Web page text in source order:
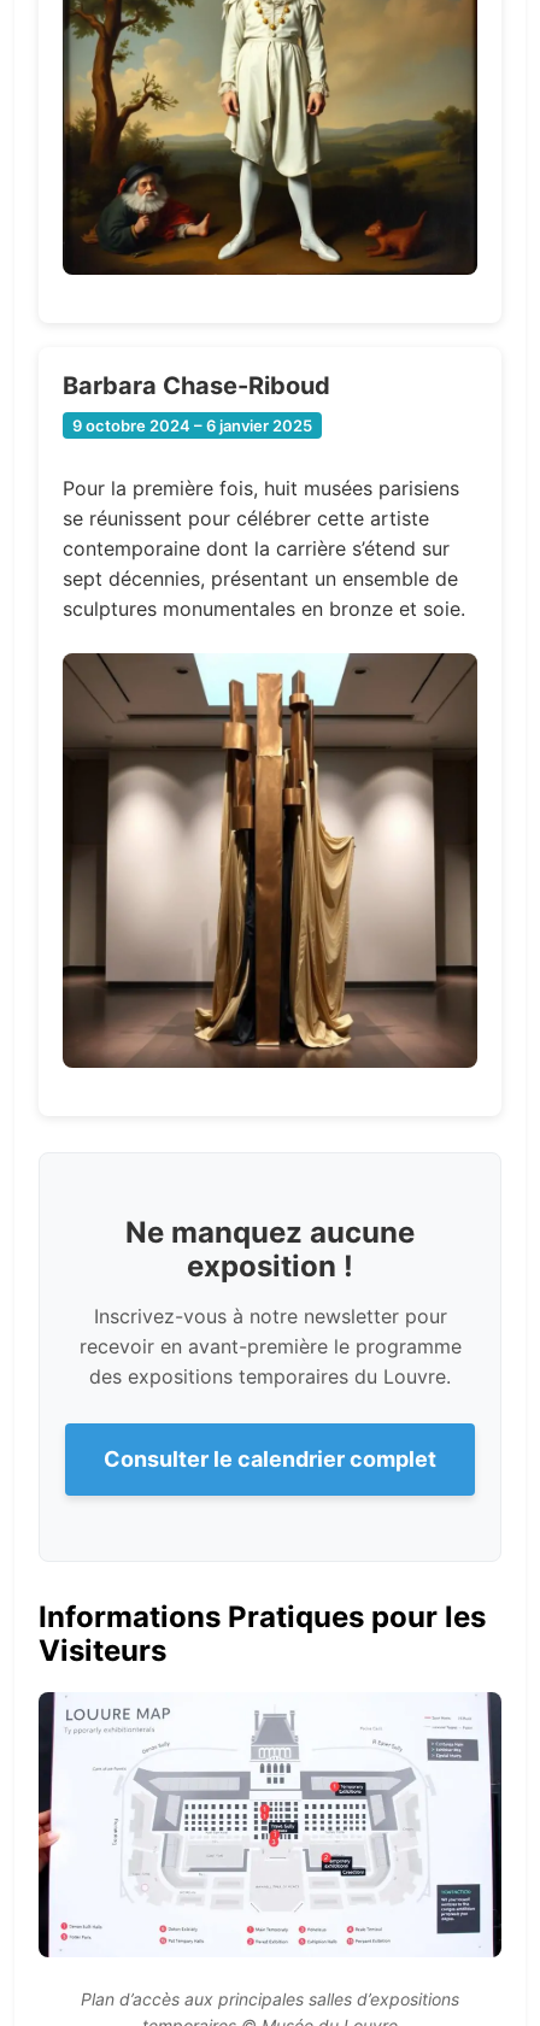
Barbara Chase-Riboud
9 octobre 2024 – 6 janvier 2025
Pour la première fois, huit musées parisiens
se réunissent pour célébrer cette artiste
contemporaine dont la carrière s’étend sur
sept décennies, présentant un ensemble de
sculptures monumentales en bronze et soie.
Ne manquez aucune
exposition !
Inscrivez-vous à notre newsletter pour
recevoir en avant-première le programme
des expositions temporaires du Louvre.
Consulter le calendrier complet
Informations Pratiques pour les
Visiteurs
Plan d’accès aux principales salles d’expositions